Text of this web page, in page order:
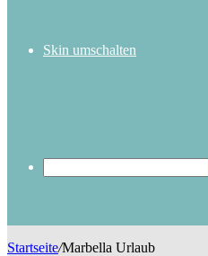
Skin umschalten
Startseite/Marbella Urlaub